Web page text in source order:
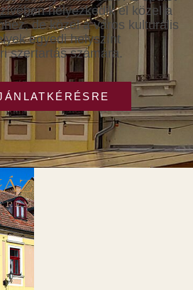
helyezkedik el közel a
de közel a város kulturális
egyedi helyszínt
szertartás számára.